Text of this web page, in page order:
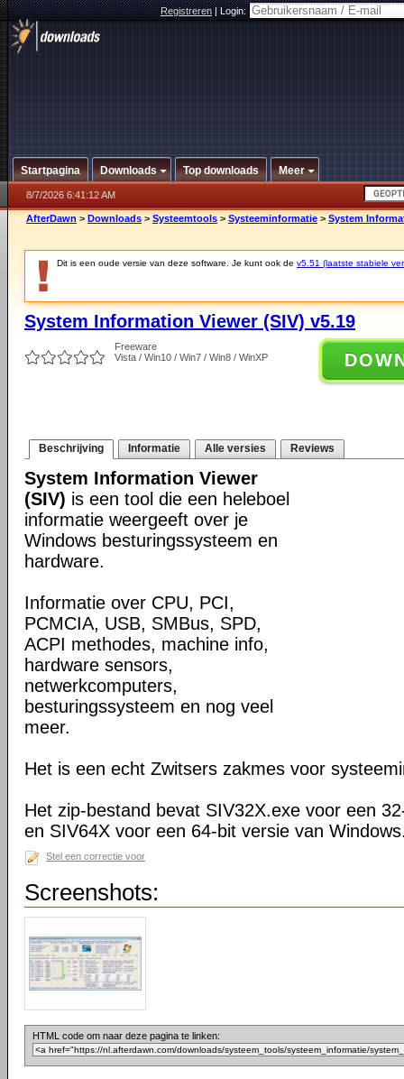
Registreren|Login:
Startpagina Downloads Top downloads Meer
8/7/2026 6:41:12 AM
AfterDawn > Downloads > Systeemtools > Systeeminformatie > System
Dit is een oude versie van deze software. Je kunt ook de v5.51 (laatste stabiele
System Information Viewer (SIV) v5.19
Freeware
Vista / Win10 / Win7 / Win8 / WinXP
Beschrijving Informatie Alle versies Reviews
System Information Viewer
(SIV) is een tool die een heleboel
informatie weergeeft over je
Windows besturingssysteem en
hardware.
Informatie over CPU, PCI,
PCMCIA, USB, SMBus, SPD,
ACPI methodes, machine info,
hardware sensors,
netwerkcomputers,
besturingssysteem en nog veel
meer.
Het is een echt Zwitsers zakmes voor
Het zip-bestand bevat SIV32X.exe voor een
en SIV64X voor een 64-bit versie van
Stel een correctie voor
Screenshots:
HTML code om naar deze pagina te linken: